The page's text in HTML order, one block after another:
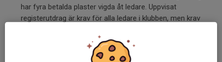
har fyra betalda plaster vigda åt ledare. Uppvisat
registerutdrag är krav för alla ledare i klubben, men krav
Intresseanmälan för detta kommer inom kort så vi får koll
på hur många som kan/vill följa med